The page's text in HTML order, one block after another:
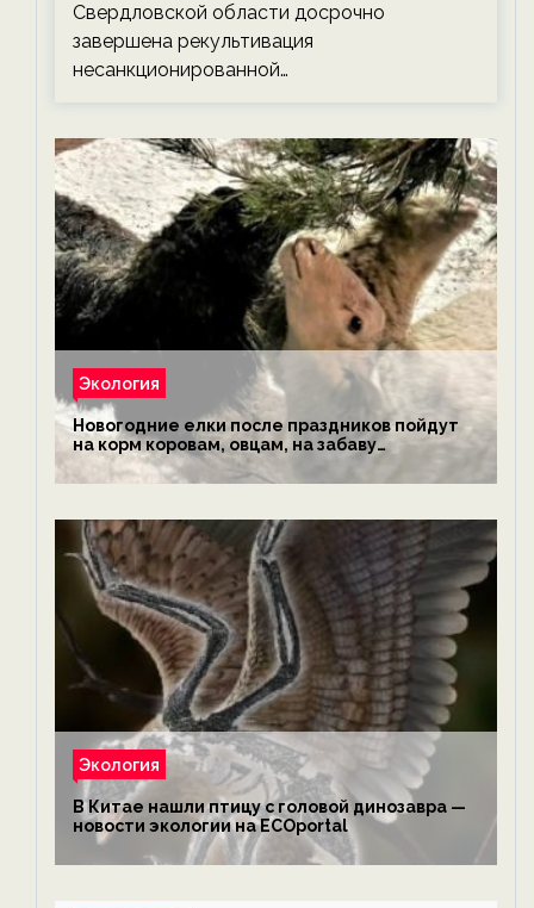
Свердловской области досрочно
завершена рекультивация
несанкционированной…
Экология
Новогодние елки после праздников пойдут
на корм коровам, овцам, на забаву
обезьянам, львам и леопардам — новости
экологии на ECOportal
Экология
В Китае нашли птицу с головой динозавра —
новости экологии на ECOportal